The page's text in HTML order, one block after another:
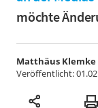
möchte
Matthäus Klemke
Veröffentlicht: